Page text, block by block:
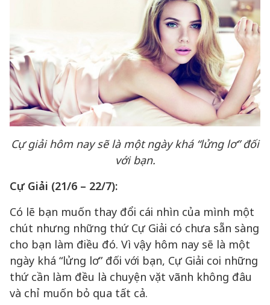
Cự giải hôm nay sẽ là một ngày khá “lửng lơ” đối
với bạn.
Cự Giải (21/6 – 22/7):
Có lẽ bạn muốn thay đổi cái nhìn của mình một
chút nhưng những thứ Cự Giải có chưa sẵn sàng
cho bạn làm điều đó. Vì vậy hôm nay sẽ là một
ngày khá “lửng lơ” đối với bạn, Cự Giải coi những
thứ cần làm đều là chuyện vặt vãnh không đâu
và chỉ muốn bỏ qua tất cả.